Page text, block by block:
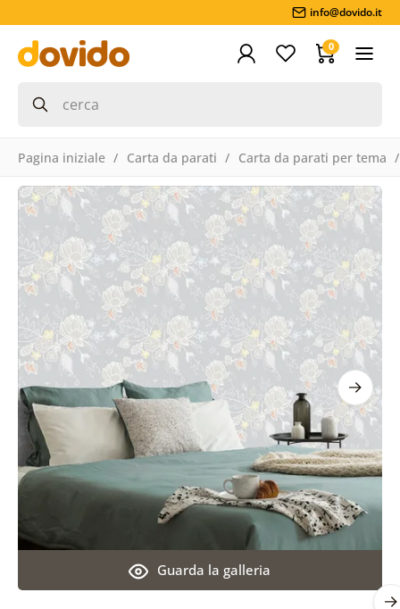
info@dovido.it
0
Pagina iniziale Carta da parati Carta da parati per tema
Guarda la galleria